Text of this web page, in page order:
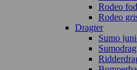
Rodeo
Rodeo
Dragter
Sumo